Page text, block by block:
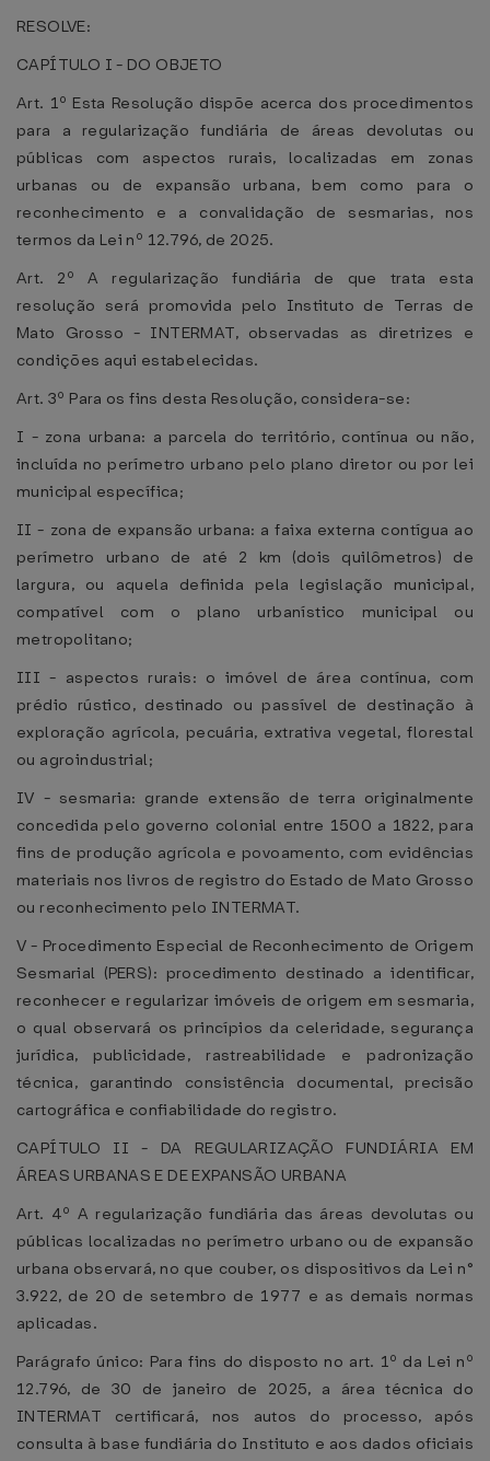
RESOLVE:
CAPÍTULO I - DO OBJETO
Art. 1º Esta Resolução dispõe acerca dos procedimentos
para a regularização fundiária de áreas devolutas ou
públicas com aspectos rurais, localizadas em zonas
urbanas ou de expansão urbana, bem como para o
reconhecimento e a convalidação de sesmarias, nos
termos da Lei nº 12.796, de 2025.
Art. 2º A regularização fundiária de que trata esta
resolução será promovida pelo Instituto de Terras de
Mato Grosso - INTERMAT, observadas as diretrizes e
condições aqui estabelecidas.
Art. 3º Para os fins desta Resolução, considera-se:
I - zona urbana: a parcela do território, contínua ou não,
incluída no perímetro urbano pelo plano diretor ou por lei
municipal específica;
II - zona de expansão urbana: a faixa externa contígua ao
perímetro urbano de até 2 km (dois quilômetros) de
largura, ou aquela definida pela legislação municipal,
compatível com o plano urbanístico municipal ou
metropolitano;
III - aspectos rurais: o imóvel de área contínua, com
prédio rústico, destinado ou passível de destinação à
exploração agrícola, pecuária, extrativa vegetal, florestal
ou agroindustrial;
IV - sesmaria: grande extensão de terra originalmente
concedida pelo governo colonial entre 1500 a 1822, para
fins de produção agrícola e povoamento, com evidências
materiais nos livros de registro do Estado de Mato Grosso
ou reconhecimento pelo INTERMAT.
V - Procedimento Especial de Reconhecimento de Origem
Sesmarial (PERS): procedimento destinado a identificar,
reconhecer e regularizar imóveis de origem em sesmaria,
o qual observará os princípios da celeridade, segurança
jurídica, publicidade, rastreabilidade e padronização
técnica, garantindo consistência documental, precisão
cartográfica e confiabilidade do registro.
CAPÍTULO II - DA REGULARIZAÇÃO FUNDIÁRIA EM
ÁREAS URBANAS E DE EXPANSÃO URBANA
Art. 4º A regularização fundiária das áreas devolutas ou
públicas localizadas no perímetro urbano ou de expansão
urbana observará, no que couber, os dispositivos da Lei n°
3.922, de 20 de setembro de 1977 e as demais normas
aplicadas.
Parágrafo único: Para fins do disposto no art. 1º da Lei nº
12.796, de 30 de janeiro de 2025, a área técnica do
INTERMAT certificará, nos autos do processo, após
consulta à base fundiária do Instituto e aos dados oficiais